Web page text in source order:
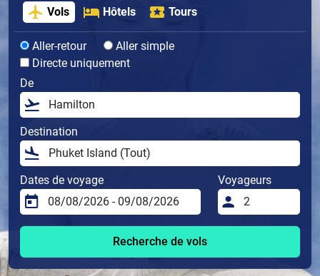
Vols Hôtels Tours
Aller-retour
Aller simple
Directe uniquement
De
Destination
Dates de voyage Voyageurs
Recherche de vols